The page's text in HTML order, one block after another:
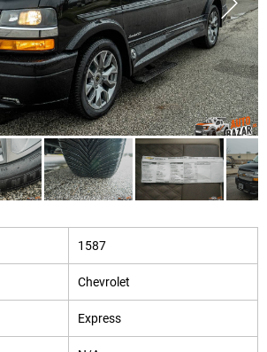
1587
Chevrolet
Express